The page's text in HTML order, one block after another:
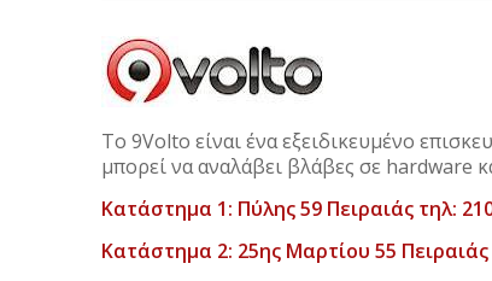
Το 9Volto είναι ένα εξειδικευμένο
μπορεί να αναλάβει βλάβες σε hardware
Κατάστημα 1: Πύλης 59 Πειραιάς τηλ:
Κατάστημα 2: 25ης Μαρτίου 55 Πειραιάς